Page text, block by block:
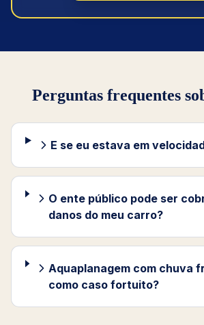
Perguntas frequentes
E se eu estava em
O ente público pode ser
danos do meu carro?
Aquaplanagem com chuva
como caso fortuito?